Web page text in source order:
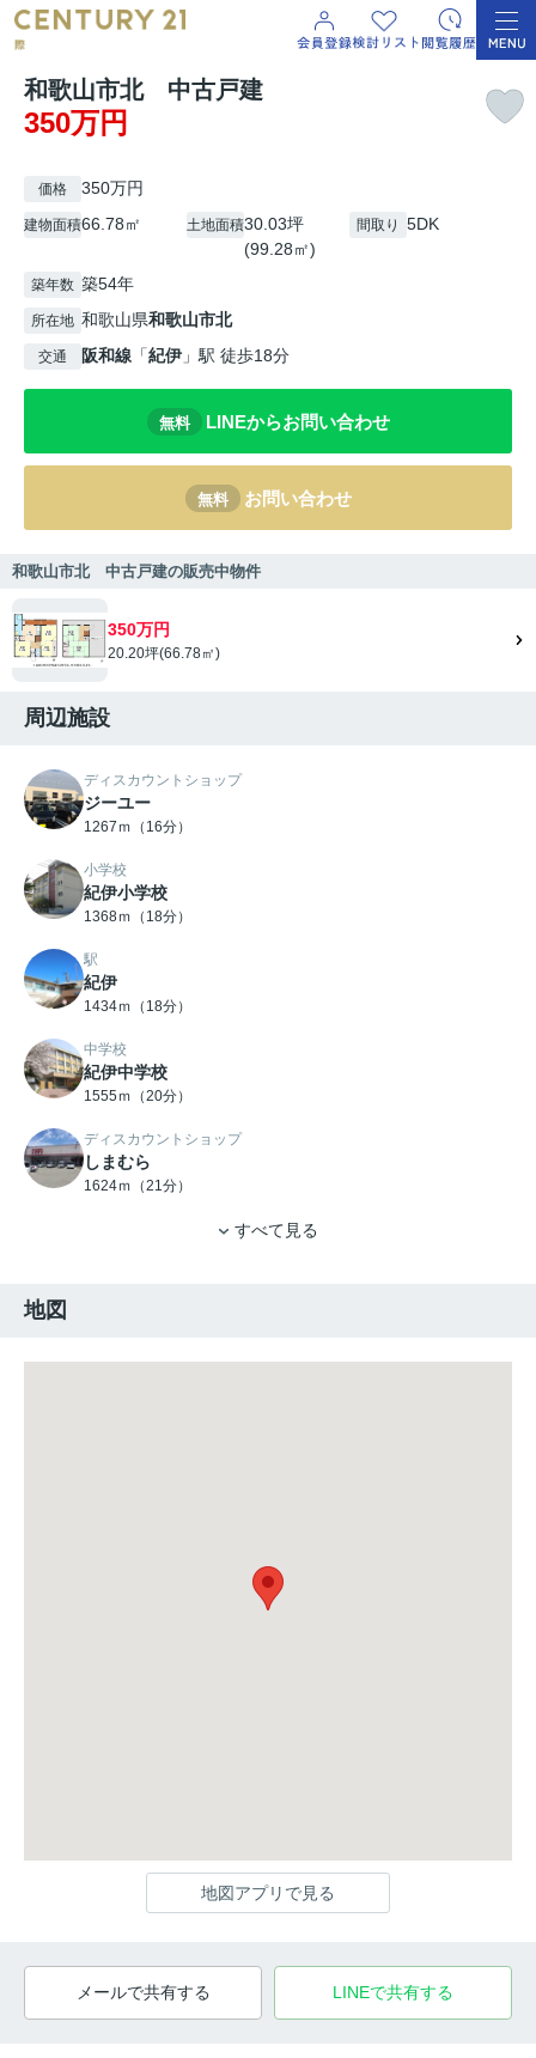
和歌山市北 中古戸建
350万円
価格 350万円
建物面積66.78㎡ 土地面積30.03坪
(99.28㎡)
間取り 5DK
築年数 築54年
所在地 和歌山県和歌山市北
交通 阪和線 「紀伊 」駅 徒歩18分
無料 LINEからお問い合わせ
無料 お問い合わせ
和歌山市北 中古戸建の販売中物件
350万円
20.20坪(66.78㎡)
周辺施設
ディスカウントショップ
ジーユー
1267ｍ（16分）
小学校
紀伊小学校
1368ｍ（18分）
駅
紀伊
1434ｍ（18分）
中学校
紀伊中学校
1555ｍ（20分）
ディスカウントショップ
しまむら
1624ｍ（21分）
すべて見る
地図
地図アプリで見る
メールで共有する LINEで共有する